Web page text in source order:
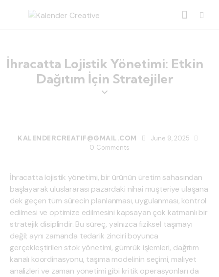
İhracatta Lojistik Yönetimi: Etkin
Dağıtım İçin Stratejiler
KALENDERCREATIF@GMAIL.COM
June 9, 2025
0 Comments
İhracatta lojistik yönetimi, bir ürünün üretim sahasından
başlayarak uluslararası pazardaki nihai müşteriye ulaşana
dek geçen tüm sürecin planlanması, uygulanması, kontrol
edilmesi ve optimize edilmesini kapsayan çok katmanlı bir
stratejik disiplindir. Bu süreç, yalnızca fiziksel taşımayı
değil; aynı zamanda tedarik zinciri boyunca
gerçekleştirilen stok yönetimi, gümrük işlemleri, dağıtım
kanalı koordinasyonu, taşıma modelinin seçimi, maliyet
analizleri ve zaman yönetimi gibi kritik operasyonları da